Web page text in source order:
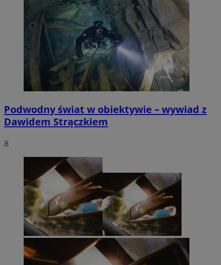
Podwodny świat w obiektywie – wywiad z
Dawidem Strączkiem
8